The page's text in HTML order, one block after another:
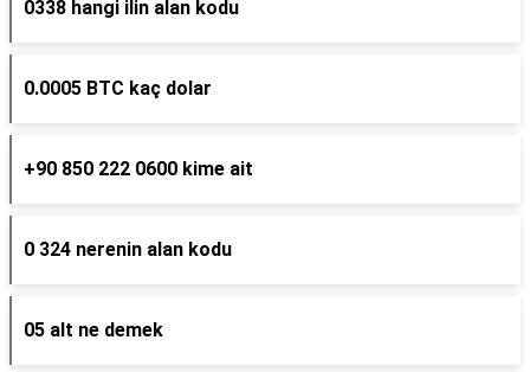
0338 hangi ilin alan kodu
0.0005 BTC kaç dolar
+90 850 222 0600 kime ait
0 324 nerenin alan kodu
05 alt ne demek